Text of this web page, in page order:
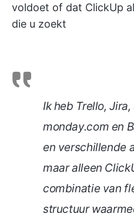
voldoet of dat ClickUp
die u zoekt
Ik heb Trello,
monday.com en
en verschillende
maar alleen
combinatie van
structuur